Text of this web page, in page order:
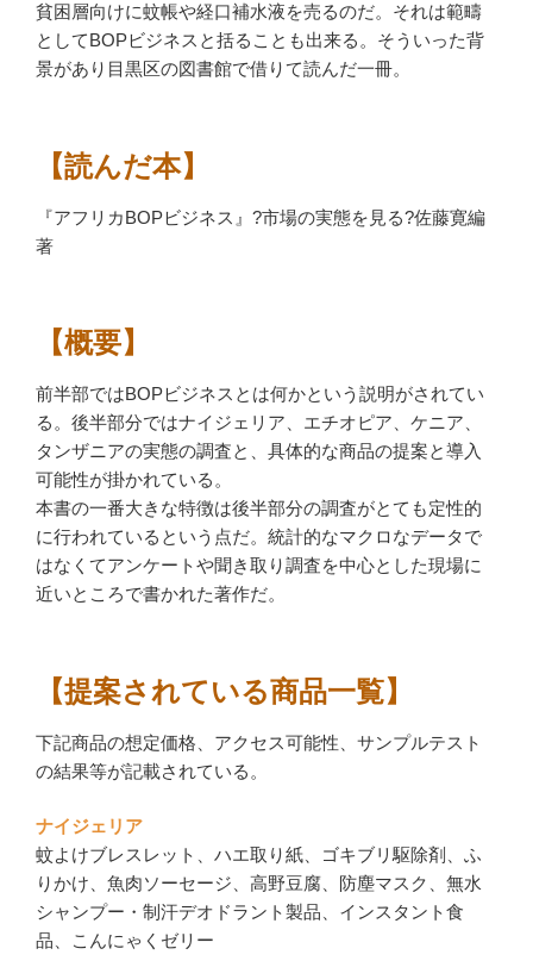
貧困層向けに蚊帳や経口補水液を売るのだ。それは範疇
としてBOPビジネスと括ることも出来る。そういった背
景があり目黒区の図書館で借りて読んだ一冊。
【読んだ本】
『アフリカBOPビジネス』?市場の実態を見る?佐藤寛編
著
【概要】
前半部ではBOPビジネスとは何かという説明がされてい
る。後半部分ではナイジェリア、エチオピア、ケニア、
タンザニアの実態の調査と、具体的な商品の提案と導入
可能性が掛かれている。
本書の一番大きな特徴は後半部分の調査がとても定性的
に行われているという点だ。統計的なマクロなデータで
はなくてアンケートや聞き取り調査を中心とした現場に
近いところで書かれた著作だ。
【提案されている商品一覧】
下記商品の想定価格、アクセス可能性、サンプルテスト
の結果等が記載されている。
ナイジェリア
蚊よけブレスレット、ハエ取り紙、ゴキブリ駆除剤、ふ
りかけ、魚肉ソーセージ、高野豆腐、防塵マスク、無水
シャンプー・制汗デオドラント製品、インスタント食
品、こんにゃくゼリー